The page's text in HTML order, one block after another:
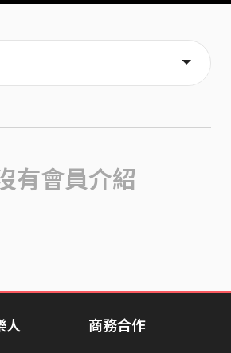
有會員介紹
人 商務合作